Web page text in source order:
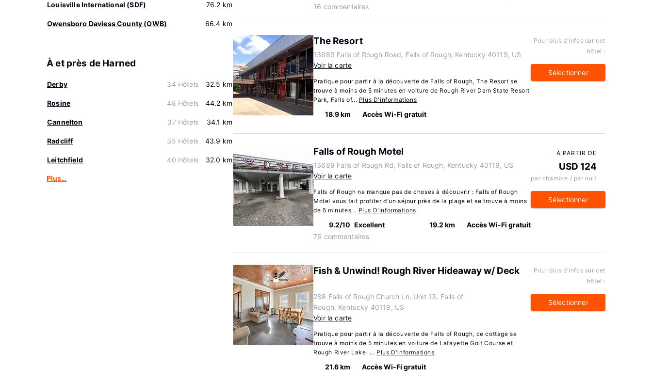
Louisville International (SDF) 76.2 km
Owensboro Daviess County (OWB) 66.4 km
À et près de Harned
Derby 34 Hôtels 32.5 km
Rosine 48 Hôtels 44.2 km
Cannelton 37 Hôtels 34.1 km
Radcliff 35 Hôtels 43.9 km
Leitchfield 40 Hôtels 32.0 km
Plus…
16 commentaires
The Resort
13689 Falls of Rough Road, Falls of Rough, Kentucky 40119, US
Voir la carte
Pratique pour partir à la découverte de Falls of Rough, The Resort se
trouve à moins de 5 minutes en voiture de Rough River Dam State Resort
Park, Falls of... Plus D'informations
18.9 km Accès Wi-Fi gratuit
Pour plus d'infos sur cet
hôtel :
Sélectionner
Falls of Rough Motel
13689 Falls of Rough Rd, Falls of Rough, Kentucky 40119, US
Voir la carte
Falls of Rough ne manque pas de choses à découvrir : Falls of Rough
Motel vous fait profiter d'un séjour près de la plage et se trouve à moins
de 5 minutes... Plus D'informations
9.2/10 Excellent
76 commentaires
19.2 km Accès Wi-Fi gratuit
À PARTIR DE
USD 124
par chambre / par nuit
Sélectionner
Fish & Unwind! Rough River Hideaway w/ Deck
288 Falls of Rough Church Ln, Unit 13, Falls of
Rough, Kentucky 40119, US
Voir la carte
Pratique pour partir à la découverte de Falls of Rough, ce cottage se
trouve à moins de 5 minutes en voiture de Lafayette Golf Course et
Rough River Lake. ... Plus D'informations
21.6 km Accès Wi-Fi gratuit
Pour plus d'infos sur cet
hôtel :
Sélectionner